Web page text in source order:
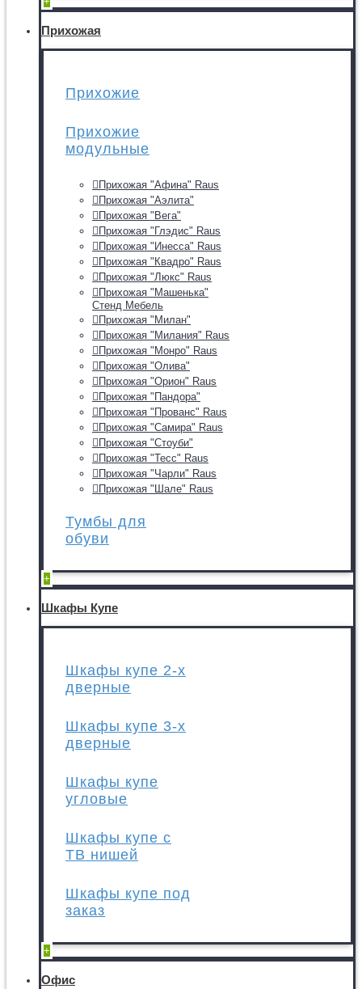
Прихожая
Прихожие
Прихожие
модульные
Прихожая "Афина" Raus
Прихожая "Аэлита"
Прихожая "Вега"
Прихожая "Глэдис" Raus
Прихожая "Инесса" Raus
Прихожая "Квадро" Raus
Прихожая "Люкс" Raus
Прихожая "Машенька"
Стенд Мебель
Прихожая "Милан"
Прихожая "Милания" Raus
Прихожая "Монро" Raus
Прихожая "Олива"
Прихожая "Орион" Raus
Прихожая "Пандора"
Прихожая "Прованс" Raus
Прихожая "Самира" Raus
Прихожая "Стоуби"
Прихожая "Тесс" Raus
Прихожая "Чарли" Raus
Прихожая "Шале" Raus
Тумбы для
обуви
+
Шкафы Купе
Шкафы купе 2-х
дверные
Шкафы купе 3-х
дверные
Шкафы купе
угловые
Шкафы купе с
ТВ нишей
Шкафы купе под
заказ
+
Офис